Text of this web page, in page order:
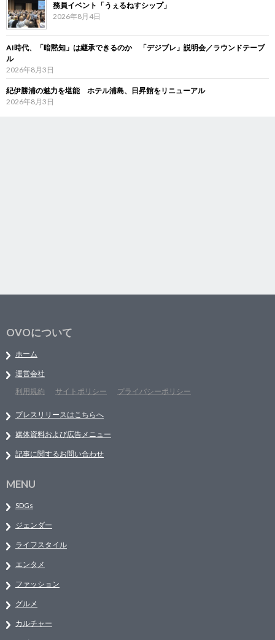
務員イベント「うぇるねすシップ」
2026年8月4日
AI時代、「暗黙知」は継承できるのか 「デジブレ」説明会／ラウンドテーブ
ル
2026年8月3日
紀伊勝浦の魅力を堪能 ホテル浦島、日昇館をリニューアル
2026年8月3日
OVOについて
ホーム
運営会社
利用規約
サイトポリシー プライバシーポリシー
プレスリリースはこちらへ
媒体資料および広告メニュー
記事に関するお問い合わせ
MENU
SDGs
ジェンダー
ライフスタイル
エンタメ
ファッション
グルメ
カルチャー